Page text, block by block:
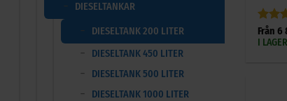
DIESELTANKAR
DIESELTANK 200 LITER
DIESELTANK 450 LITER
DIESELTANK 500 LITER
DIESELTANK 1000 LITER
av 5
Från6
I